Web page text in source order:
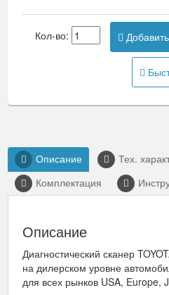
Кол-во:
Описание
Тех.
Комплектация
Описание
Диагностический сканер
на дилерском уровне
для всех рынков USA, Europe,